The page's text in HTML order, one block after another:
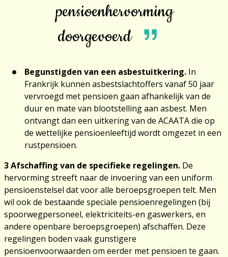
pensioenhervorming
doorgevoerd
Begunstigden van een asbestuitkering. In
Frankrijk kunnen asbestslachtoffers vanaf 50 jaar
vervroegd met pensioen gaan afhankelijk van de
duur en mate van blootstelling aan asbest. Men
ontvangt dan een uitkering van de ACAATA die op
de wettelijke pensioenleeftijd wordt omgezet in een
rustpensioen.
3 Afschaffing van de specifieke regelingen. De
hervorming streeft naar de invoering van een uniform
pensioenstelsel dat voor alle beroepsgroepen telt. Men
wil ook de bestaande speciale pensioenregelingen (bij
spoorwegpersoneel, elektriciteits-en gaswerkers, en
andere openbare beroepsgroepen) afschaffen. Deze
regelingen boden vaak gunstigere
pensioenvoorwaarden om eerder met pensioen te gaan.